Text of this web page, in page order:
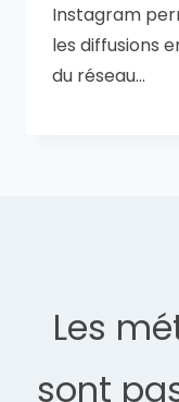
Instagram
les diffusions
du réseau…
Les
sont